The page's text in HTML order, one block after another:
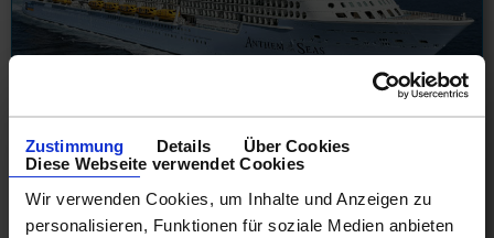
Zustimmung Details
Über Cookies
Diese Webseite verwendet Cookies
Wir verwenden Cookies, um Inhalte und Anzeigen zu
personalisieren, Funktionen für soziale Medien anbieten
Hawaii ab Honolulu
Hawaii 9 Tage ab Honolulu an Vancouver mit Cashback
15.08.26 - 21.05.28